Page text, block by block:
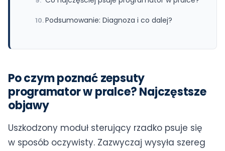
Podsumowanie: Diagnoza i co dalej?
Po czym poznać zepsuty
programator w pralce? Najczęstsze
objawy
Uszkodzony moduł sterujący rzadko psuje się
w sposób oczywisty. Zazwyczaj wysyła szereg